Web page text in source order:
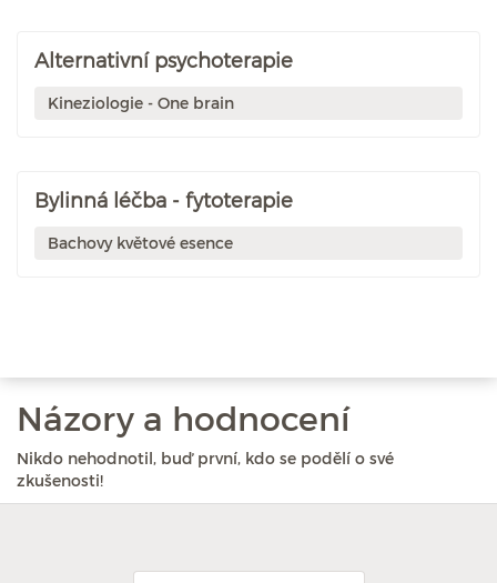
Alternativní psychoterapie
Kineziologie - One brain
Bylinná léčba - fytoterapie
Bachovy květové esence
Názory a hodnocení
Nikdo nehodnotil, buď první, kdo se podělí o své
zkušenosti!